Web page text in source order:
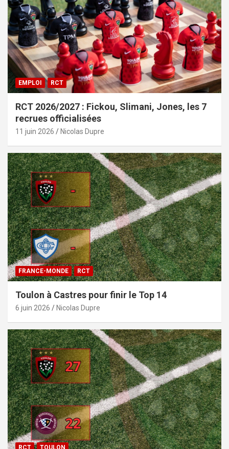
EMPLOI RCT
RCT 2026/2027 : Fickou, Slimani, Jones, les 7
recrues officialisées
11 juin 2026 Nicolas Dupre
FRANCE-MONDE RCT
Toulon à Castres pour finir le Top 14
6 juin 2026 Nicolas Dupre
RCT TOULON